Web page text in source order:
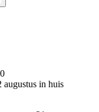
augustus in huis